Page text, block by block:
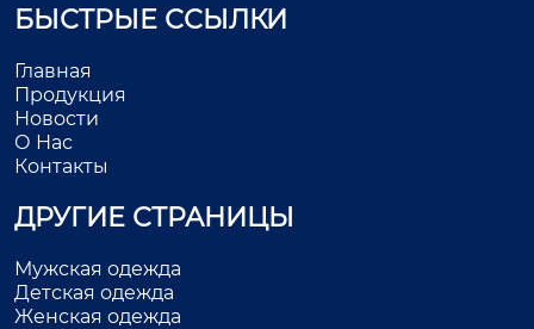
БЫСТРЫЕ ССЫЛКИ
Главная
Продукция
Новости
О Нас
Контакты
ДРУГИЕ СТРАНИЦЫ
Мужская одежда
Детская одежда
Женская одежда